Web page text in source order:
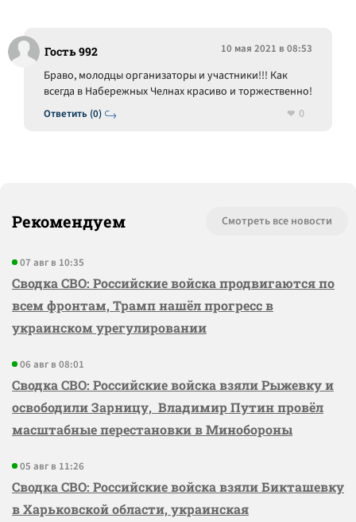
Гость 992 10 мая 2021 в 08:53
Ответить (0)
Браво, молодцы организаторы и участники!!! Как
всегда в Набережных Челнах красиво и торжественно!
0
Рекомендуем Смотреть все новости
07 авг в 10:35
Сводка СВО: Российские войска продвигаются по
всем фронтам, Трамп нашёл прогресс в
украинском урегулировании
06 авг в 08:01
Сводка СВО: Российские войска взяли Рыжевку и
освободили Зарницу, Владимир Путин провёл
масштабные перестановки в Минобороны
05 авг в 11:26
Сводка СВО: Российские войска взяли Бикташевку
в Харьковской области, украинская